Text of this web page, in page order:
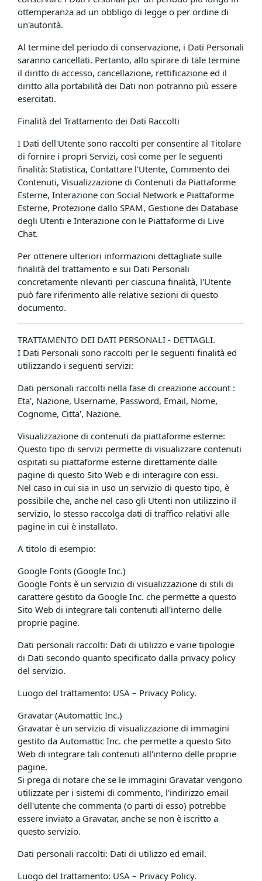
ottemperanza ad un obbligo di legge o per ordine di
un'autorità.
Al termine del periodo di conservazione, i Dati Personali
saranno cancellati. Pertanto, allo spirare di tale termine
il diritto di accesso, cancellazione, rettificazione ed il
diritto alla portabilità dei Dati non potranno più essere
esercitati.
Finalità del Trattamento dei Dati Raccolti
I Dati dell'Utente sono raccolti per consentire al Titolare
di fornire i propri Servizi, così come per le seguenti
finalità: Statistica, Contattare l'Utente, Commento dei
Contenuti, Visualizzazione di Contenuti da Piattaforme
Esterne, Interazione con Social Network e Piattaforme
Esterne, Protezione dallo SPAM, Gestione dei Database
degli Utenti e Interazione con le Piattaforme di Live
Chat.
Per ottenere ulteriori informazioni dettagliate sulle
finalità del trattamento e sui Dati Personali
concretamente rilevanti per ciascuna finalità, l'Utente
può fare riferimento alle relative sezioni di questo
documento.
TRATTAMENTO DEI DATI PERSONALI - DETTAGLI.
I Dati Personali sono raccolti per le seguenti finalità ed
utilizzando i seguenti servizi:
Dati personali raccolti nella fase di creazione account :
Eta', Nazione, Username, Password, Email, Nome,
Cognome, Citta', Nazione.
Visualizzazione di contenuti da piattaforme esterne:
Questo tipo di servizi permette di visualizzare contenuti
ospitati su piattaforme esterne direttamente dalle
pagine di questo Sito Web e di interagire con essi.
Nel caso in cui sia in uso un servizio di questo tipo, è
possibile che, anche nel caso gli Utenti non utilizzino il
servizio, lo stesso raccolga dati di traffico relativi alle
pagine in cui è installato.
A titolo di esempio:
Google Fonts (Google Inc.)
Google Fonts è un servizio di visualizzazione di stili di
carattere gestito da Google Inc. che permette a questo
Sito Web di integrare tali contenuti all'interno delle
proprie pagine.
Dati personali raccolti: Dati di utilizzo e varie tipologie
di Dati secondo quanto specificato dalla privacy policy
del servizio.
Luogo del trattamento: USA – Privacy Policy.
Gravatar (Automattic Inc.)
Gravatar è un servizio di visualizzazione di immagini
gestito da Automattic Inc. che permette a questo Sito
Web di integrare tali contenuti all'interno delle proprie
pagine.
Si prega di notare che se le immagini Gravatar vengono
utilizzate per i sistemi di commento, l'indirizzo email
dell'utente che commenta (o parti di esso) potrebbe
essere inviato a Gravatar, anche se non è iscritto a
questo servizio.
Dati personali raccolti: Dati di utilizzo ed email.
Luogo del trattamento: USA – Privacy Policy.